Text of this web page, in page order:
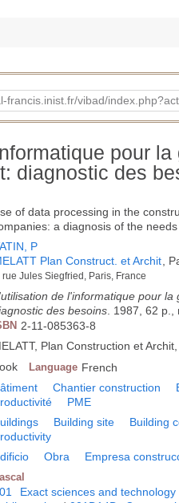
francis.inist.fr/vibad/
pour
diagnostic des
of data processing in the
a diagnosis of the
P
Plan Construct. et Archit,
rue Jules Siegfried, Paris, France
de l'informatique pour
des besoins. 1987, 62 p.,
2-11-085363-8
Plan Construction et
Language French
Chantier construction
PME
Building site Building
Obra Empresa
Exact sciences and technology